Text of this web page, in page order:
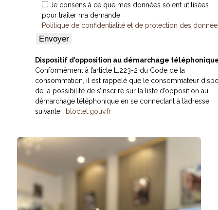
Je consens à ce que mes données soient utilisées
pour traiter ma demande
Politique de confidentialité et de protection des
Dispositif d’opposition au démarchage
Conformément à l’article L.223-2 du Code de la
consommation, il est rappelé que le consommateur
de la possibilité de s’inscrire sur la liste d’opposition au
démarchage téléphonique en se connectant à l’adresse
suivante : bloctel.gouv.fr